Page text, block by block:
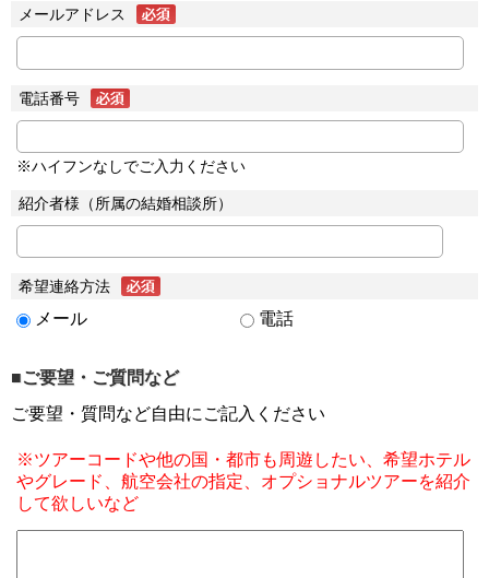
メールアドレス
電話番号
※ハイフンなしでご入力ください
紹介者様（所属の結婚相談所）
希望連絡方法
メール 電話
■ご要望・ご質問など
ご要望・質問など自由にご記入ください
※ツアーコードや他の国・都市も周遊したい、希望ホテル
やグレード、航空会社の指定、オプショナルツアーを紹介
して欲しいなど